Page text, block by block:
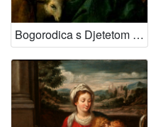
Bogorodica s Djetetom i svetim Ivanom